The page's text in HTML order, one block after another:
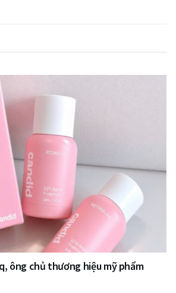
ông chủ thương hiệu mỹ phẩm